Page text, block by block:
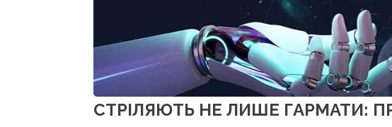
СТРІЛЯЮТЬ НЕ ЛИШЕ ГАРМАТИ: